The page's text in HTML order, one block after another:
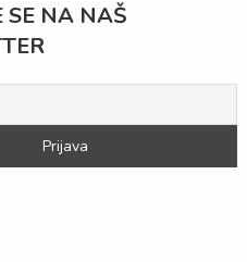
SE NA NAŠ